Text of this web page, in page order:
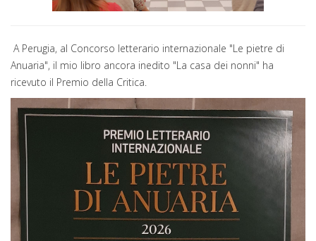
A Perugia, al Concorso letterario internazionale "Le pietre di
Anuaria", il mio libro ancora inedito "La casa dei nonni" ha
ricevuto il Premio della Critica.